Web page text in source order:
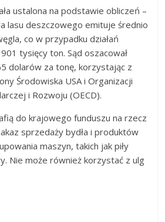
ustalona na podstawie obliczeń –
lasu deszczowego emituje średnio
co w przypadku działań
tysięcy ton. Sąd oszacował
dolarów za tonę, korzystając z
Środowiska USA i Organizacji
i Rozwoju (OECD).
do krajowego funduszu na rzecz
sprzedaży bydła i produktów
maszyn, takich jak piły
Nie może również korzystać z ulg